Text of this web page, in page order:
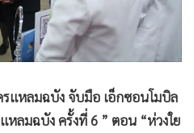
แหลมฉบัง จับมือ เอ็กซอนโมบิล
ลมฉบัง ครั้งที่ 6 ” ตอน “ห่วงใย